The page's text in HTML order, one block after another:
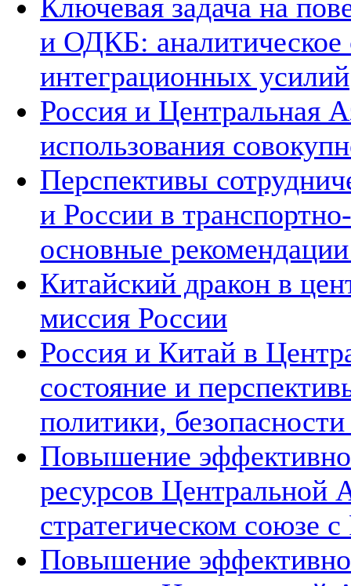
Ключевая задача на
и ОДКБ: аналитическое
интеграционных усилий
Россия и Центральная
использования
Перспективы
и России в
основные
Китайский дракон в
миссия России
Россия и Китай в
состояние и
политики,
Повышение
ресурсов Центральной
стратегическом союзе
Повышение